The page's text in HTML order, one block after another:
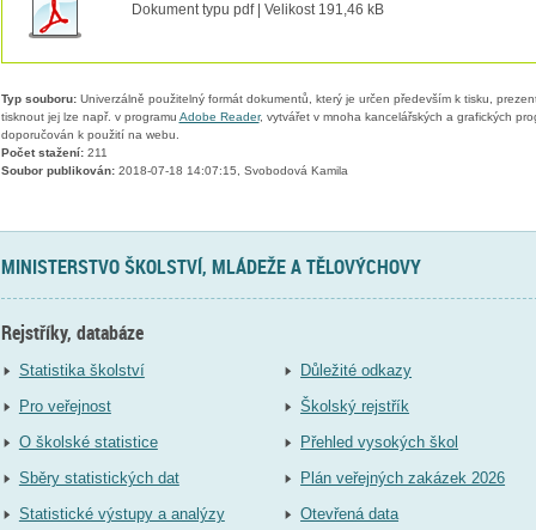
Dokument typu pdf | Velikost 191,46 kB
Typ souboru:Univerzálně použitelný formát dokumentů, který je určen především k tisku,
tisknout jej lze např. v programu Adobe Reader, vytvářet v mnoha kancelářských a grafických
doporučován k použití na webu.
Počet stažení:211
Soubor publikován:2018-07-18 14:07:15, Svobodová Kamila
MINISTERSTVO ŠKOLSTVÍ, MLÁDEŽE A TĚLOVÝCHOVY
Rejstříky, databáze
Statistika školství
Pro veřejnost
O školské statistice
Sběry statistických dat
Statistické výstupy a analýzy
Důležité odkazy
Školský rejstřík
Přehled vysokých škol
Plán veřejných zakázek 2026
Otevřená data